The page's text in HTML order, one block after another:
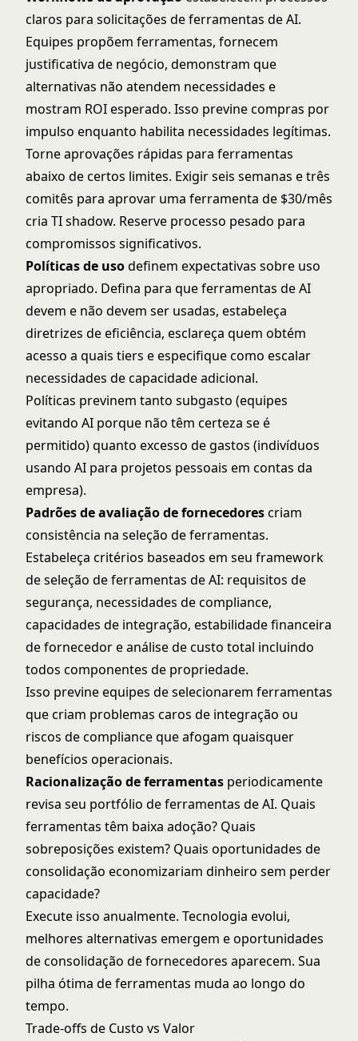
claros para solicitações de ferramentas de AI.
Equipes propõem ferramentas, fornecem
justificativa de negócio, demonstram que
alternativas não atendem necessidades e
mostram ROI esperado. Isso previne compras por
impulso enquanto habilita necessidades legítimas.
Torne aprovações rápidas para ferramentas
abaixo de certos limites. Exigir seis semanas e três
comitês para aprovar uma ferramenta de $30/mês
cria TI shadow. Reserve processo pesado para
compromissos significativos.
Políticas de usodefinem expectativas sobre uso
apropriado. Defina para que ferramentas de AI
devem e não devem ser usadas, estabeleça
diretrizes de eficiência, esclareça quem obtém
acesso a quais tiers e especifique como escalar
necessidades de capacidade adicional.
Políticas previnem tanto subgasto (equipes
evitando AI porque não têm certeza se é
permitido) quanto excesso de gastos (indivíduos
usando AI para projetos pessoais em contas da
empresa).
Padrões de avaliação de fornecedorescriam
consistência na seleção de ferramentas.
Estabeleça critérios baseados em seu framework
de seleção de ferramentas de AI: requisitos de
segurança, necessidades de compliance,
capacidades de integração, estabilidade financeira
de fornecedor e análise de custo total incluindo
todos componentes de propriedade.
Isso previne equipes de selecionarem ferramentas
que criam problemas caros de integração ou
riscos de compliance que afogam quaisquer
benefícios operacionais.
Racionalização de ferramentas periodicamente
revisa seu portfólio de ferramentas de AI. Quais
ferramentas têm baixa adoção? Quais
sobreposições existem? Quais oportunidades de
consolidação economizariam dinheiro sem perder
capacidade?
Execute isso anualmente. Tecnologia evolui,
melhores alternativas emergem e oportunidades
de consolidação de fornecedores aparecem. Sua
pilha ótima de ferramentas muda ao longo do
tempo.
Trade-offs de Custo vs Valor